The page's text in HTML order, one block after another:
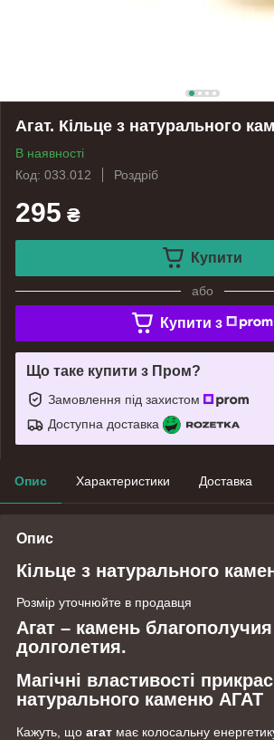
Агат. Кільце з натурального
В наявності
Код: 033.012
Роздріб
295 ₴
Купити
або
Купити з
Що таке купити з Пром?
Замовлення під захистом
Доступна доставка
Опис Характеристики Доставка
Опис
Кільце з натурального
Розмір уточнюйте в продавця
Агат – камень
долголетия.
Магічні властивості прикрас
натурального каменю АГАТ
Кажуть, що агат має колосальну